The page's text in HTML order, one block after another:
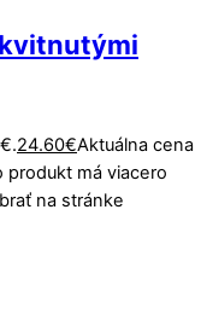
24.60€Aktuálna cena
produkt má viacero
na stránke